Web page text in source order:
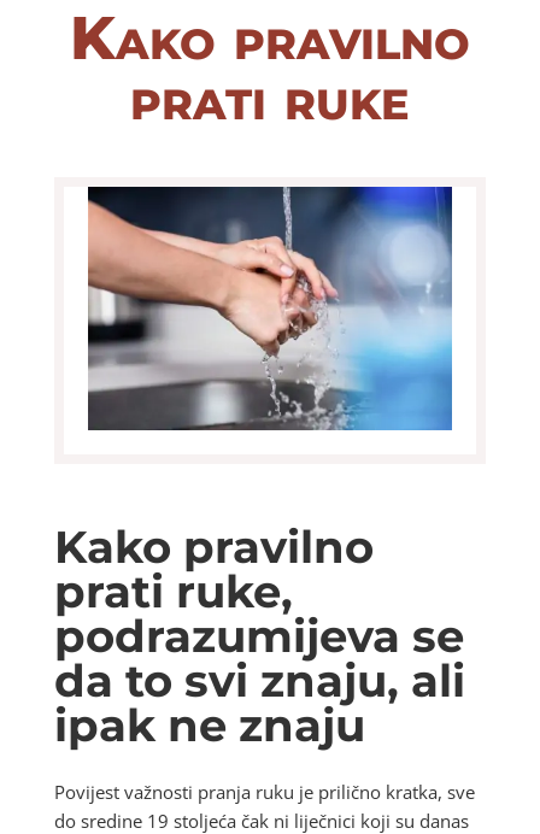
Kako pravilno
prati ruke
Kako pravilno
prati ruke,
podrazumijeva se
da to svi znaju, ali
ipak ne znaju
Povijest važnosti pranja ruku je prilično kratka, sve
do sredine 19 stoljeća čak ni liječnici koji su danas